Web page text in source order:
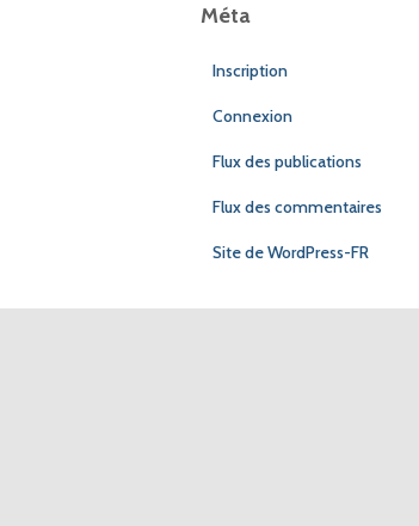
Méta
Inscription
Connexion
Flux des publications
Flux des commentaires
Site de WordPress-FR